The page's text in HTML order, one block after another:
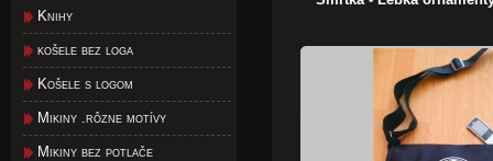
Knihy
košele bez loga
Košele s logom
Mikiny .rôzne motívy
Mikiny bez potlače